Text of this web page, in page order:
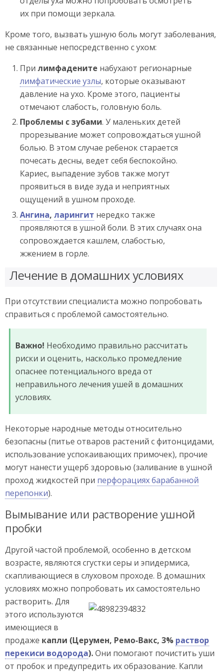
их при помощи зеркала.
Кроме того, вызвать ушную боль могут заболевания,
не связанные непосредственно с ухом:
Прилимфадените набухают регионарные
лимфатические узлы, которые оказывают
давление на ухо. Кроме этого, пациенты
отмечают слабость, головную боль.
Проблемы с зубами. У маленьких детей
прорезывание может сопровождаться ушной
болью. В этом случае ребенок старается
почесать десны, ведет себя беспокойно.
Кариес, выпадение зубов также могут
проявиться в виде зуда и неприятных
ощущений в ушном проходе.
Ангина,ларингит нередко также
проявляются в ушной боли. В этих случаях она
сопровождается кашлем, слабостью,
жжением в горле.
Лечение в домашних условиях
При отсутствии специалиста можно попробовать
справиться с проблемой самостоятельно.
Важно! Необходимо правильно рассчитать
риски и оценить, насколько промедление
опаснее потенциального вреда от
неправильного лечения ушей в домашних
условиях.
Некоторые народные методы относительно
безопасны (питье отваров растений с фитонцидами,
использование успокаивающих примочек), прочие
могут нанести ущерб здоровью (заливание в ушной
проход жидкостей при перфорациях барабанной
перепонки).
Вымывание или растворение ушной
пробки
Другой частой проблемой, особенно в детском
возрасте, являются сгустки серы и эпидермиса,
скапливающиеся в слуховом проходе. В домашних
условиях можно попробовать их самостоятельно
растворить. Для
этого используются
имеющиеся в
продаже капли (Церумен, Ремо-Вакс, 3% раствор
перекиси водорода).Они помогают почистить уши
от пробок и предупредить их образование. Капли